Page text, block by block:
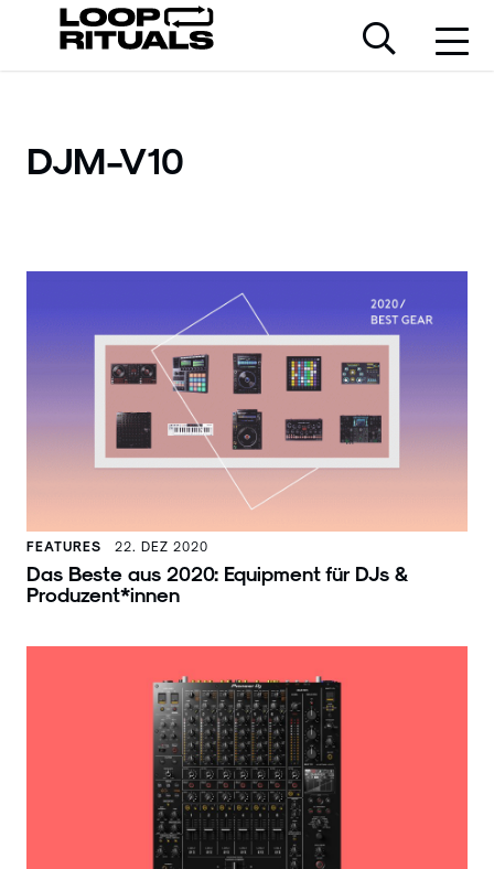
DJM-V10
FEATURES 22. DEZ 2020
Das Beste aus 2020: Equipment für DJs &
Produzent*innen